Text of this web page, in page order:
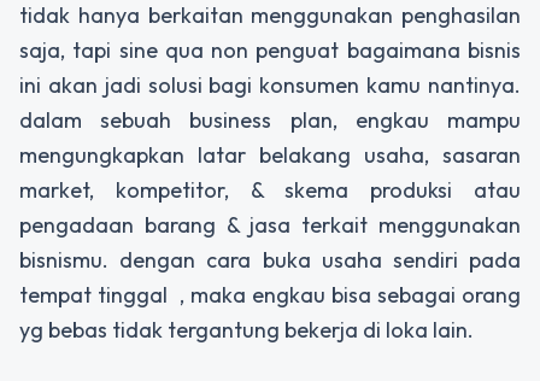
tidak hanya berkaitan menggunakan penghasilan
saja, tapi sine qua non penguat bagaimana bisnis
ini akan jadi solusi bagi konsumen kamu nantinya.
dalam sebuah business plan, engkau mampu
mengungkapkan latar belakang usaha, sasaran
market, kompetitor, & skema produksi atau
pengadaan barang & jasa terkait menggunakan
bisnismu. dengan cara buka usaha sendiri pada
tempat tinggal , maka engkau bisa sebagai orang
yg bebas tidak tergantung bekerja di loka lain.